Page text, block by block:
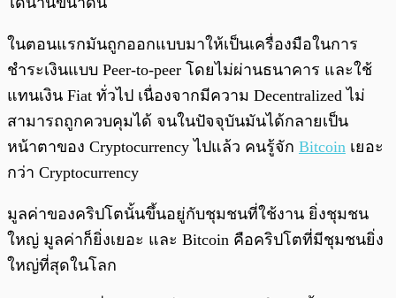
ในตอนแรกมันถูกออกแบบมาให้เป็นเครื่องมือในการ
ชำระเงินแบบ Peer-to-peer โดยไม่ผ่านธนาคาร และใช้
แทนเงิน Fiat ทั่วไป เนื่องจากมีความ Decentralized ไม่
สามารถถูกควบคุมได้ จนในปัจจุบันมันได้กลายเป็น
หน้าตาของ Cryptocurrency ไปแล้ว คนรู้จัก Bitcoin เยอะ
กว่า Cryptocurrency
มูลค่าของคริปโตนั้นขึ้นอยู่กับชุมชนที่ใช้งาน ยิ่งชุมชน
ใหญ่ มูลค่าก็ยิ่งเยอะ และ Bitcoin คือคริปโตที่มีชุมชนยิ่ง
ใหญ่ที่สุดในโลก